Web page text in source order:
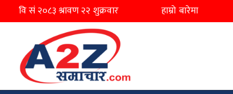
हाम्रो बारेमा